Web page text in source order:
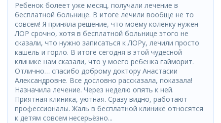
Ребенок болеет уже месяц, получали лечение в
бесплатной больнице. В итоге лечили вообще не то
совсем! Я приняла решение, что моему коленку нужен
ЛОР срочно, хотя в бесплатной больнице этого не
сказали, что нужно записаться к ЛОРу, лечили просто
кашель и горло. В итоге сегодня в этой чудесной
клинике нам сказали, что у моего ребенка гайморит.
Отлично… спасибо доброму доктору Анастасии
Александровне. Все дословно рассказала, показала!
Назначила лечение. Через неделю опять к ней.
Приятная клиника, уютная. Сразу видно, работают
профессионалы. Жаль в бесплатной клинике относятся
к детям совсем несерьёзно...